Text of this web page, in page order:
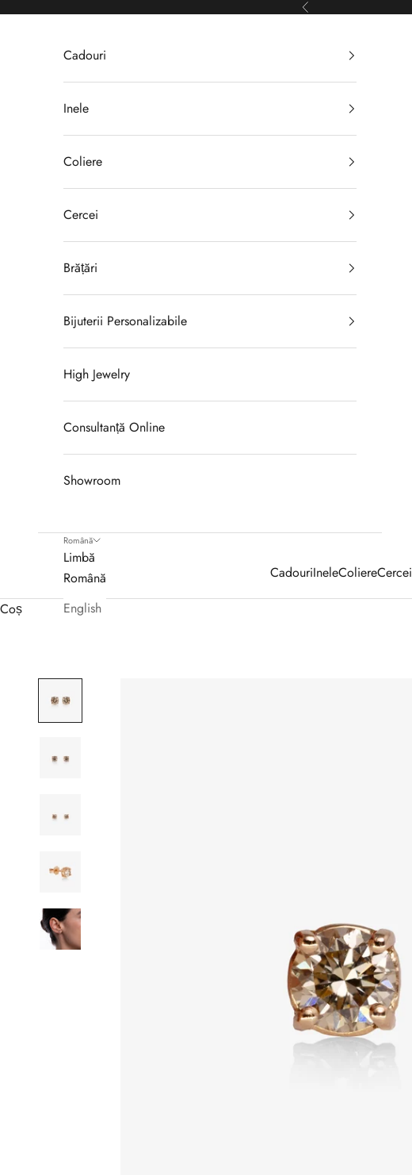
Înapoi
CadouriIneleColiereCercei
Cadouri
Inele
Coliere
Cercei
Brățări
Bijuterii Personalizabile
High Jewelry
Consultanță Online
Showroom
Română
Limbă
Română
English
Coș